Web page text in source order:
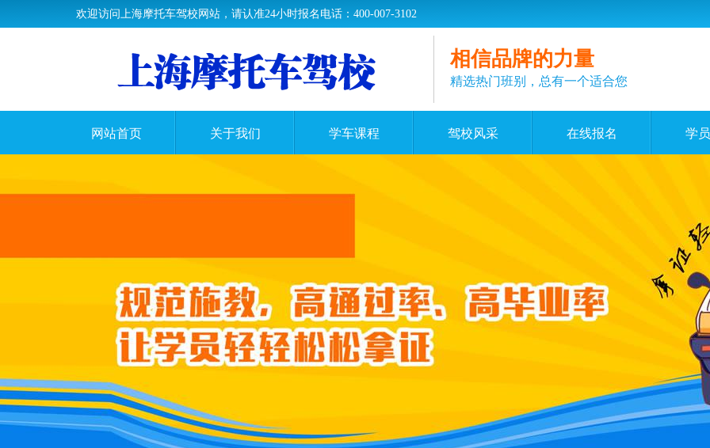
欢迎访问上海摩托车驾校网站，请认准24小时报名电话：400-007-3102
相信品牌的力量
精选热门班别，总有一个适合您
网站首页 关于我们 学车课程 驾校风采 在线报名 学